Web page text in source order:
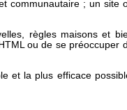
communautaire ; un site
règles maisons et
HTML
ou de se préoccuper
et la plus efficace